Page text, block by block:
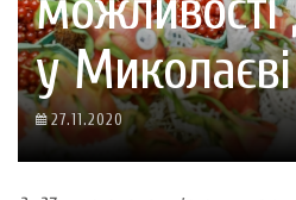
у Миколаєві
27.11.2020